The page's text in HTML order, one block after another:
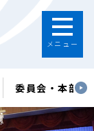
メニュー
委員会・本部